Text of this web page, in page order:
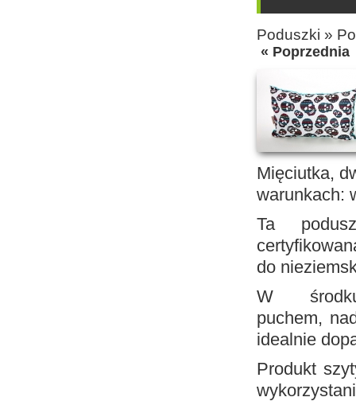
Poduszki »
« Poprzednia
Mięciutka,
warunkach:
Ta
do
W
puchem,
idealnie
Produkt